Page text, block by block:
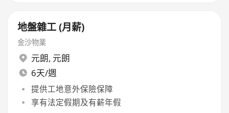
地盤雜工 (月薪)
金沙物業
元朗, 元朗
6天/週
提供工地意外保險保障
享有法定假期及有薪年假